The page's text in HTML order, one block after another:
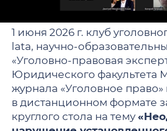
1 июня 2026 г. клуб
lata, научно-
«Уголовно-правовая
Юридического факультета
журнала «Уголовное
в дистанционном формате
круглого стола на тему